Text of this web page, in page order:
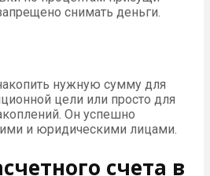
снимать деньги.
нужную сумму для
цели или просто для
Он успешно
и юридическими лицами.
счета в